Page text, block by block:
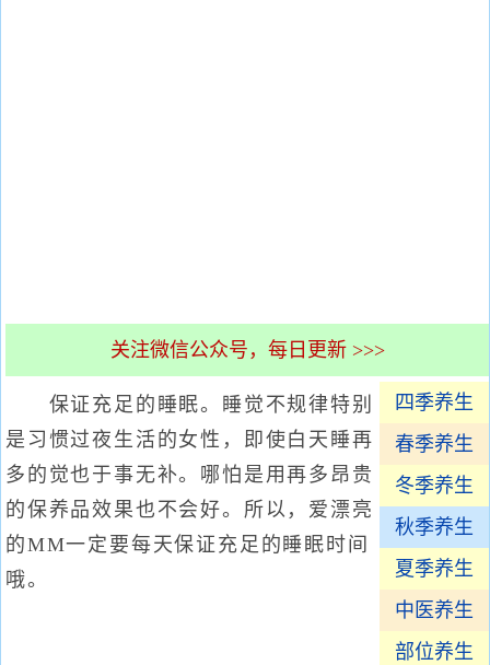
关注微信公众号，每日更新 >>>
四季养生
春季养生
冬季养生
秋季养生
夏季养生
中医养生
部位养生
保证充足的睡眠。睡觉不规律特别
是习惯过夜生活的女性，即使白天睡再
多的觉也于事无补。哪怕是用再多昂贵
的保养品效果也不会好。所以，爱漂亮
的MM一定要每天保证充足的睡眠时间
哦。